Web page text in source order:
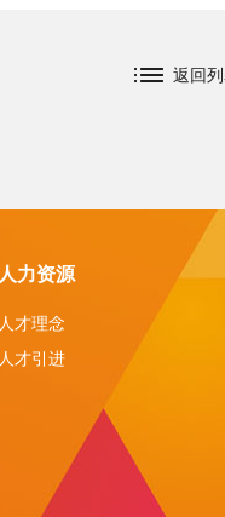
返回
人力资源
人才理念
人才引进